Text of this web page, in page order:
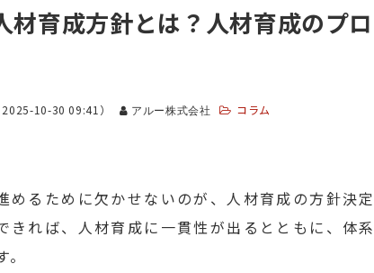
材育成方針とは？人材育成のプ
2025-10-30 09:41 ） アルー株式会社
コラム
めるために欠かせないのが、人材育成の方針決
きれば、人材育成に一貫性が出るとともに、体